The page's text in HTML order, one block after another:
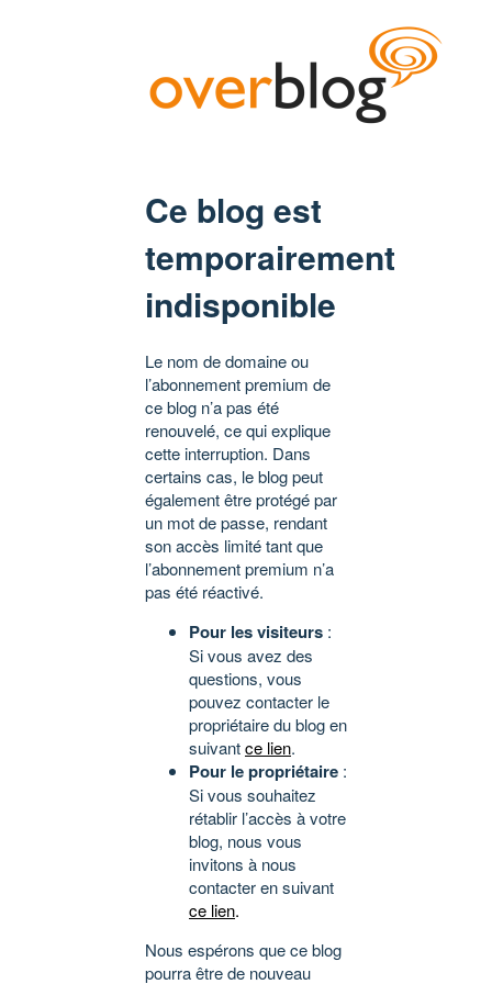
Ce blog est
temporairement
indisponible
Le nom de domaine ou
l’abonnement premium de
ce blog n’a pas été
renouvelé, ce qui explique
cette interruption. Dans
certains cas, le blog peut
également être protégé par
un mot de passe, rendant
son accès limité tant que
l’abonnement premium n’a
pas été réactivé.
Pour les visiteurs :
Si vous avez des
questions, vous
pouvez contacter le
propriétaire du blog en
suivantce lien.
Pour le propriétaire :
Si vous souhaitez
rétablir l’accès à votre
blog, nous vous
invitons à nous
contacter en suivant
ce lien.
Nous espérons que ce blog
pourra être de nouveau